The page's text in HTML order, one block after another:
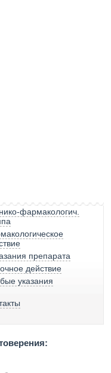
фармакологич.
препарата
действие
указания